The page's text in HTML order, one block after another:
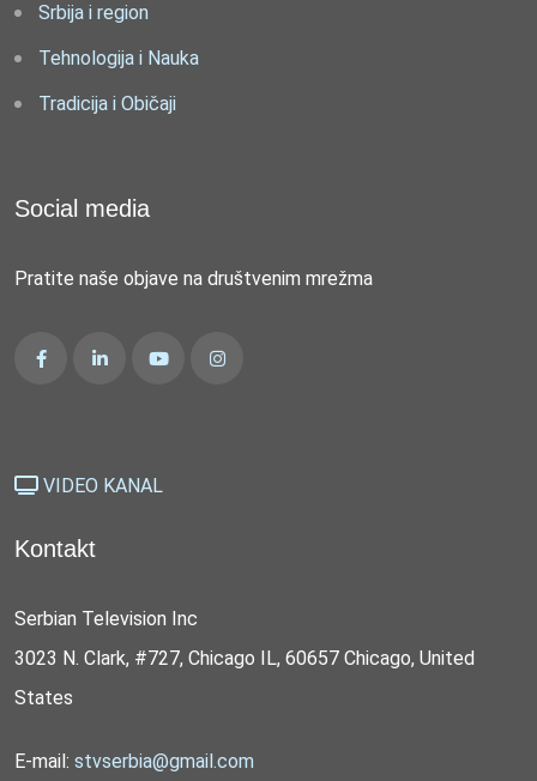
Srbija i region
Tehnologija i Nauka
Tradicija i Običaji
Social media
Pratite naše objave na društvenim mrežma
VIDEO KANAL
Kontakt
Serbian Television Inc
3023 N. Clark, #727, Chicago IL, 60657 Chicago, United
States
E-mail: stvserbia@gmail.com